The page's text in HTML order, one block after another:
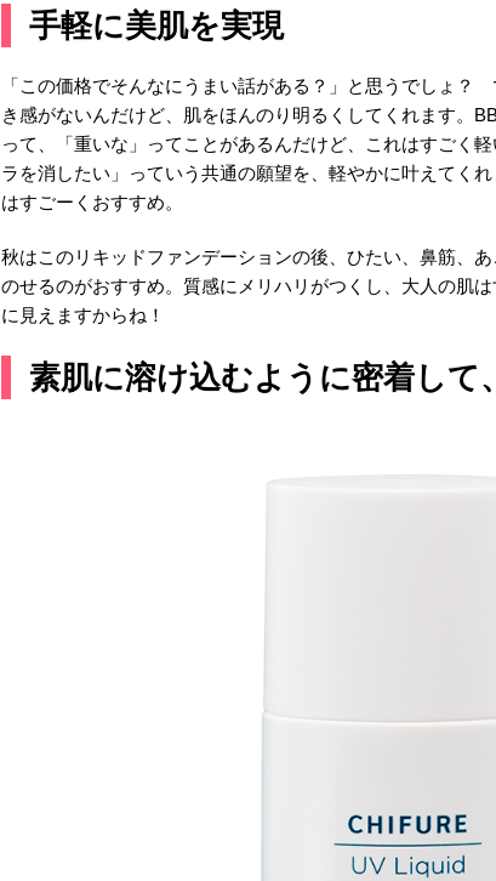
手軽に美肌を実現
「この価格でそんなにうまい話がある？」と思うでしょ
き感がないんだけど、肌をほんのり明るくしてくれます。
って、「重いな」ってことがあるんだけど、これはすごく
ラを消したい」っていう共通の願望を、軽やかに叶えてく
はすごーくおすすめ。
秋はこのリキッドファンデーションの後、ひたい、鼻筋、
のせるのがおすすめ。質感にメリハリがつくし、大人の肌
に見えますからね！
素肌に溶け込むように密着して